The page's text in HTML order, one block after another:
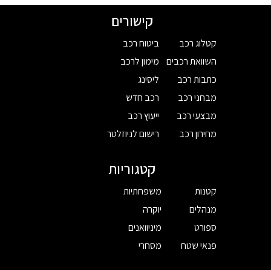
קישורים
קטלוג רכב
השוואת רכבים
כתבות רכב
מבחני רכב
מבצעי רכב
מחירון רכב
ביטוח רכב
מימון לרכב
ליסינג
רכב חדש
ייעוץ רכב
רישום לניוזלטר
קטגוריות
קטנות
מנהלים
ספורט
פנאי שטח
משפחתיות
יוקרה
מיניוואנים
מסחרי